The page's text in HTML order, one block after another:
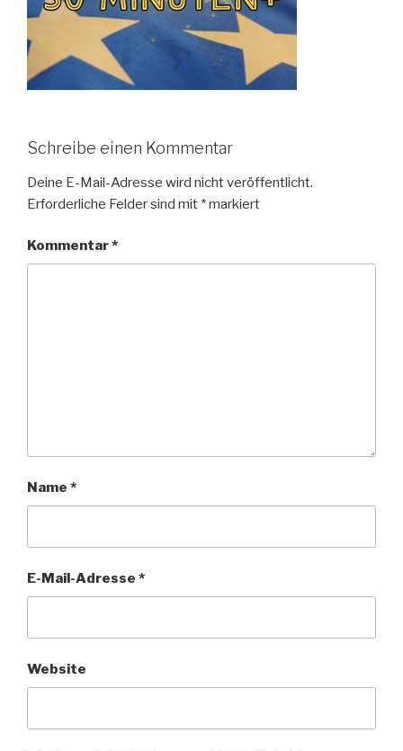
Schreibe einen Kommentar
Deine E-Mail-Adresse wird nicht veröffentlicht.
Erforderliche Felder sind mit *markiert
Kommentar*
Name *
E-Mail-Adresse *
Website